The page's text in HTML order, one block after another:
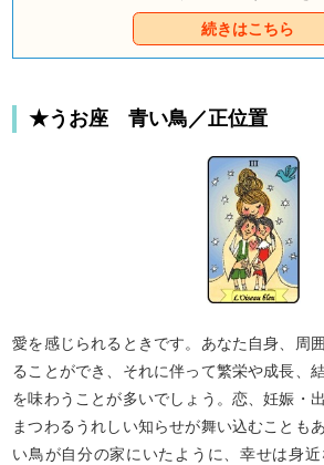
好かれ、愛され、結ばれる魔
び寄せましょう。続きはこちら
★うお座 青い鳥／正位置
愛を感じられるときです。あなた自身、周
ることができ、それに伴って繁栄や成長、
を味わうことが多いでしょう。恋、妊娠・
まつわるうれしい知らせが舞い込むことも
い鳥が自分の家にいたように、幸せは身